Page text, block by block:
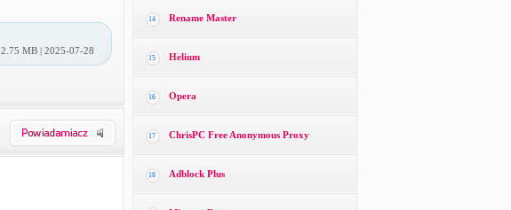
2.75 MB | 2025-07-28
14 Rename Master
15 Helium
16 Opera
17 ChrisPC Free Anonymous Proxy
18 Adblock Plus